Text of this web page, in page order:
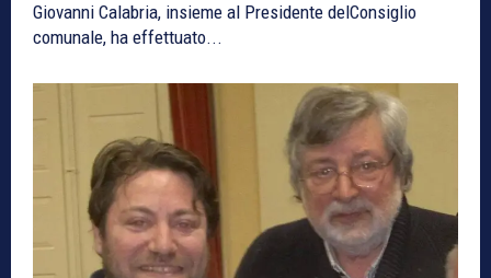
Giovanni Calabria, insieme al Presidente delConsiglio
comunale, ha effettuato...